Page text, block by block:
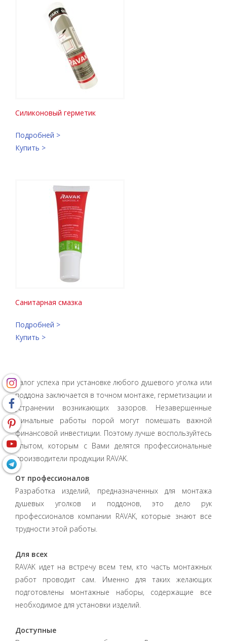
Силиконовый герметик
Подробней >
Купить >
Cанитарная смазка
Подробней >
Купить >
Залог успеха при установке любого душевого уголка или
поддона заключается в точном монтаже, герметизации и
устранении возникающих зазоров. Незавершенные
финальные работы порой могут помешать важной
финансовой инвестиции. Поэтому лучше воспользуйтесь
опытом, которым с Вами делятся профессиональные
производители продукции RAVAK.
От профессионалов
Разработка изделий, предназначенных для монтажа
душевых уголков и поддонов, это дело рук
профессионалов компании RAVAK, которые знают все
трудности этой работы.
Для всех
RAVAK идет на встречу всем тем, кто часть монтажных
работ проводит сам. Именно для таких желающих
подготовлены монтажные наборы, содержащие все
необходимое для установки изделий.
Доступные